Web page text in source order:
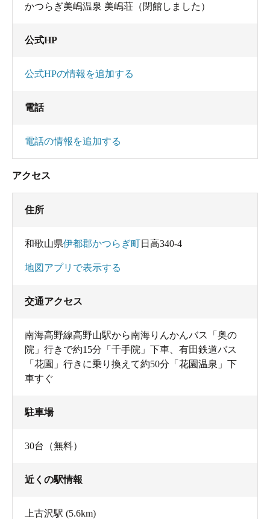
かつらぎ美嶋温泉 美嶋荘（閉館しました）
公式HP
公式HPの情報を追加する
電話
電話の情報を追加する
アクセス
住所
和歌山県伊都郡かつらぎ町日高340-4
地図アプリで表示する
交通アクセス
南海高野線高野山駅から南海りんかんバス「奥の
院」行きで約15分「千手院」下車、有田鉄道バス
「花園」行きに乗り換えて約50分「花園温泉」下
車すぐ
駐車場
30台（無料）
近くの駅情報
上古沢駅 (5.6km)